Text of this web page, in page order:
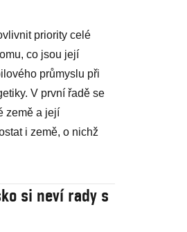
priority celé
co jsou její
průmyslu při
V první řadě se
země a její
i země, o nichž
si neví rady s